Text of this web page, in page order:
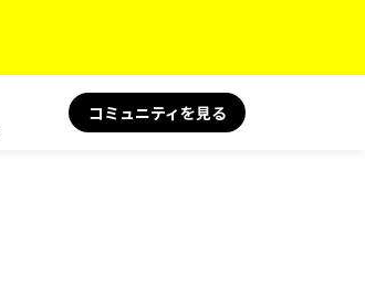
コミュニティを見る